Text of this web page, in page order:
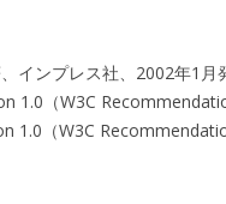
インプレス社、2002年1月
1.0（W3C
1.0（W3C